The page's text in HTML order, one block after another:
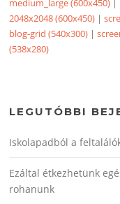
medium_large (600x450) |
2048x2048 (600x450) |
blog-grid (540x300) |
(538x280)
LEGUTÓBBI
Iskolapadból a
Ezáltal étkezhetünk
rohanunk